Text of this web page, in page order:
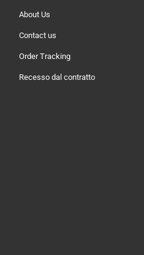
About Us
Contact us
Order Tracking
Recesso dal contratto